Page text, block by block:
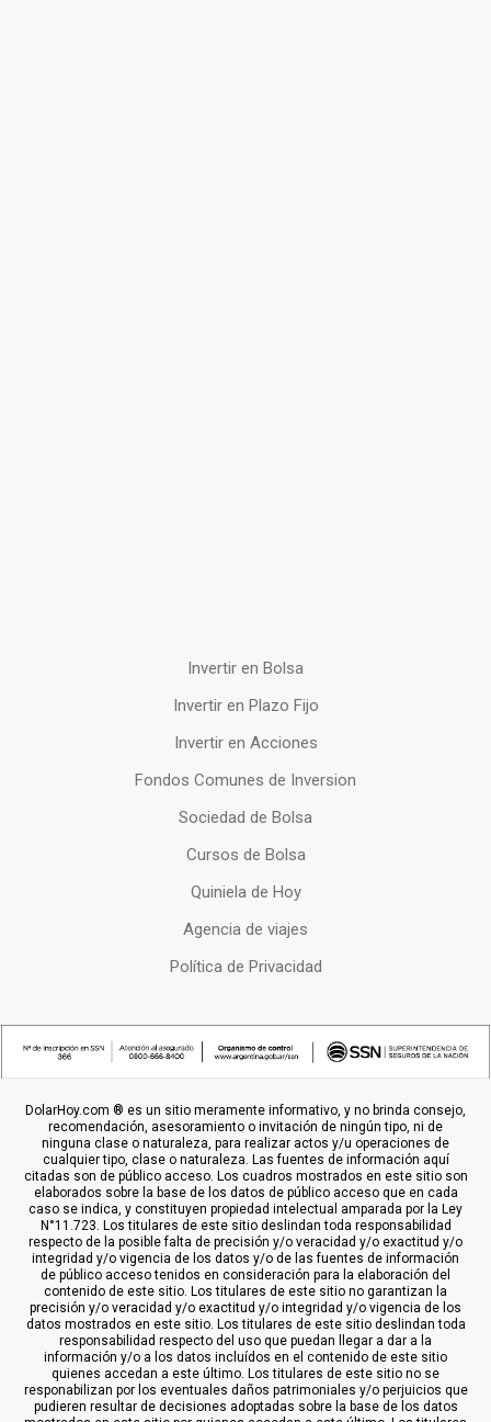
Invertir en Bolsa
Invertir en Plazo Fijo
Invertir en Acciones
Fondos Comunes de Inversion
Sociedad de Bolsa
Cursos de Bolsa
Quiniela de Hoy
Agencia de viajes
Política de Privacidad
DolarHoy.com ® es un sitio meramente informativo, y no brinda consejo,
recomendación, asesoramiento o invitación de ningún tipo, ni de
ninguna clase o naturaleza, para realizar actos y/u operaciones de
cualquier tipo, clase o naturaleza. Las fuentes de información aquí
citadas son de público acceso. Los cuadros mostrados en este sitio son
elaborados sobre la base de los datos de público acceso que en cada
caso se indica, y constituyen propiedad intelectual amparada por la Ley
N°11.723. Los titulares de este sitio deslindan toda responsabilidad
respecto de la posible falta de precisión y/o veracidad y/o exactitud y/o
integridad y/o vigencia de los datos y/o de las fuentes de información
de público acceso tenidos en consideración para la elaboración del
contenido de este sitio. Los titulares de este sitio no garantizan la
precisión y/o veracidad y/o exactitud y/o integridad y/o vigencia de los
datos mostrados en este sitio. Los titulares de este sitio deslindan toda
responsabilidad respecto del uso que puedan llegar a dar a la
información y/o a los datos incluídos en el contenido de este sitio
quienes accedan a este último. Los titulares de este sitio no se
responabilizan por los eventuales daños patrimoniales y/o perjuicios que
pudieren resultar de decisiones adoptadas sobre la base de los datos